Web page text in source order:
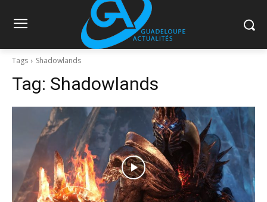
Tags Shadowlands
Tag: Shadowlands